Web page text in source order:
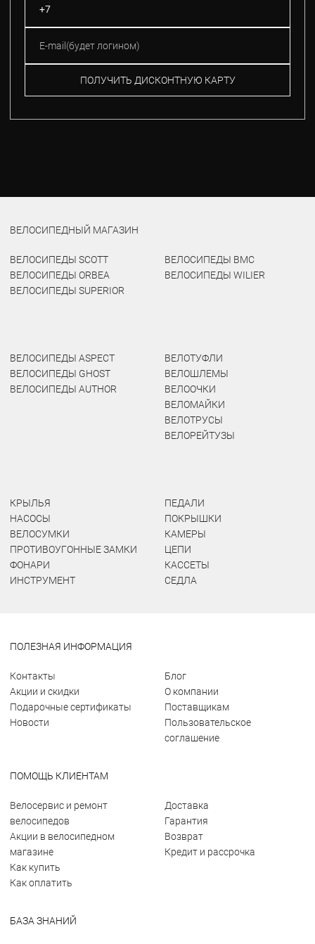
ПОЛУЧИТЬ ДИСКОНТНУЮ КАРТУ
ВЕЛОСИПЕДНЫЙ МАГАЗИН
ВЕЛОСИПЕДЫ SCOTT
ВЕЛОСИПЕДЫ ORBEA
ВЕЛОСИПЕДЫ SUPERIOR
ВЕЛОСИПЕДЫ BMC
ВЕЛОСИПЕДЫ WILIER
ВЕЛОСИПЕДЫ ASPECT
ВЕЛОСИПЕДЫ GHOST
ВЕЛОСИПЕДЫ AUTHOR
ВЕЛОТУФЛИ
ВЕЛОШЛЕМЫ
ВЕЛООЧКИ
ВЕЛОМАЙКИ
ВЕЛОТРУСЫ
ВЕЛОРЕЙТУЗЫ
КРЫЛЬЯ
НАСОСЫ
ВЕЛОСУМКИ
ПРОТИВОУГОННЫЕ ЗАМКИ
ФОНАРИ
ИНСТРУМЕНТ
ПЕДАЛИ
ПОКРЫШКИ
КАМЕРЫ
ЦЕПИ
КАССЕТЫ
СЕДЛА
ПОЛЕЗНАЯ ИНФОРМАЦИЯ
Контакты
Акции и скидки
Подарочные сертификаты
Новости
Блог
О компании
Поставщикам
Пользовательское
соглашение
ПОМОЩЬ КЛИЕНТАМ
Велосервис и ремонт
велосипедов
Акции в велосипедном
магазине
Как купить
Как оплатить
Доставка
Гарантия
Возврат
Кредит и рассрочка
БАЗА ЗНАНИЙ